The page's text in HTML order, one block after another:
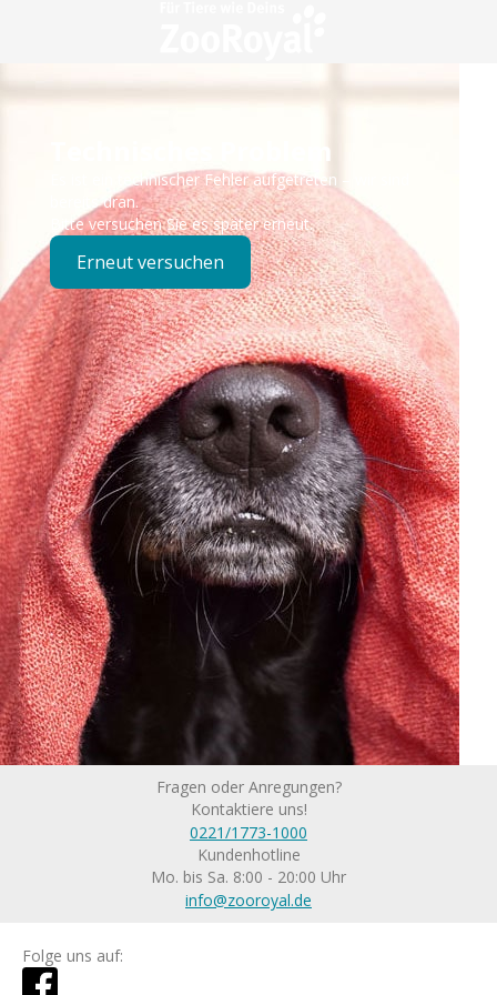
Technisches Problem
Es ist ein technischer Fehler aufgetreten – wir sind
bereits dran.
Bitte versuchen Sie es später erneut.
Erneut versuchen
Fragen oder Anregungen?
Kontaktiere uns!
0221/1773-1000
Kundenhotline
Mo. bis Sa. 8:00 - 20:00 Uhr
info@zooroyal.de
Folge uns auf: